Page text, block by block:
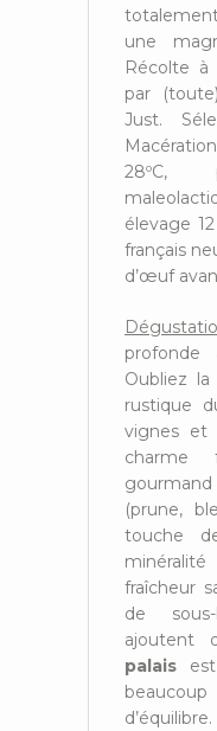
une
Récolte
par
Just.
28ºC,
élevage
français
d’œuf
profonde
Oubliez
rustique
vignes et
(prune,
touche
fraîcheur
de sous-
ajoutent
palais